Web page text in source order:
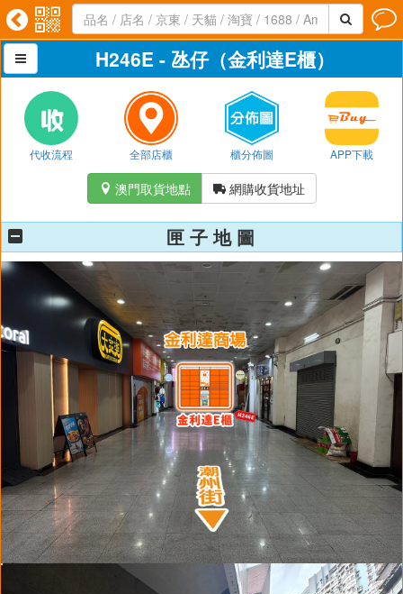
   
 H246E - 氹仔（金利達E櫃）
代收流程 全部店櫃 櫃分佈圖 APP下載
 澳門取貨地點 網購收貨地址
匣 子 地 圖